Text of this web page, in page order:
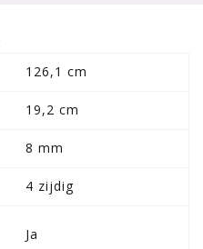
126,1 cm
19,2 cm
8 mm
4 zijdig
Ja